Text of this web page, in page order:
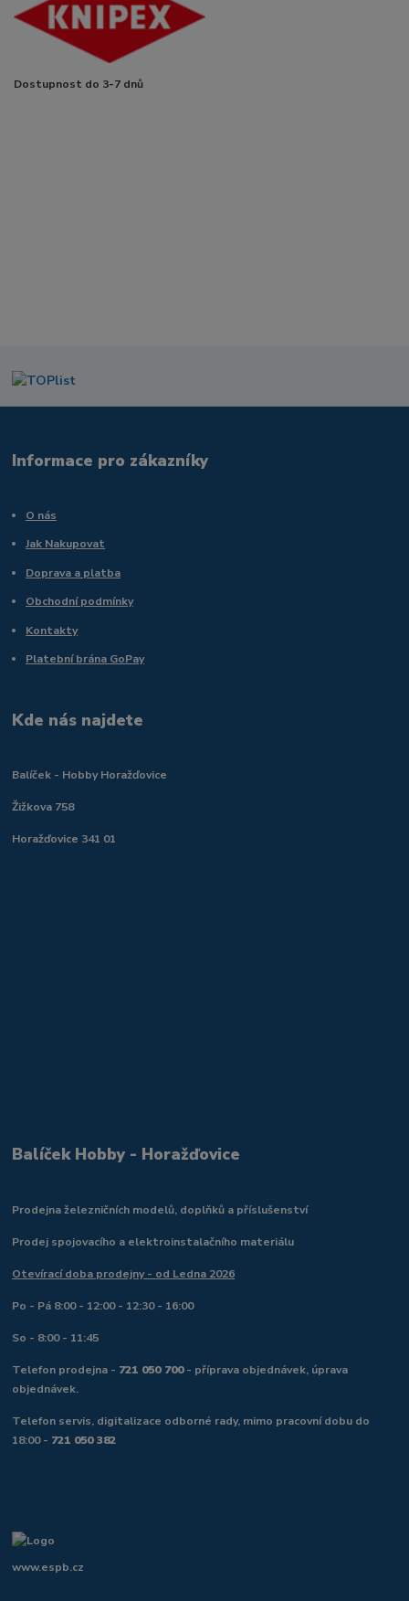
Dostupnost do 3-7 dnů
Informace pro zákazníky
O nás
Jak Nakupovat
Doprava a platba
Obchodní podmínky
Kontakty
Platební brána GoPay
Kde nás najdete
Balíček - Hobby Horažďovice
Žižkova 758
Horažďovice 341 01
Balíček Hobby - Horažďovice
Prodejna železničních modelů, doplňků a příslušenství
Prodej spojovacího a elektroinstalačního materiálu
Otevírací doba prodejny - od Ledna 2026
Po - Pá 8:00 - 12:00 - 12:30 - 16:00
So - 8:00 - 11:45
Telefon prodejna - 721 050 700- příprava objednávek, úprava
objednávek.
Telefon servis, digitalizace odborné rady, mimo pracovní dobu do
18:00 - 721 050 382
www.espb.cz